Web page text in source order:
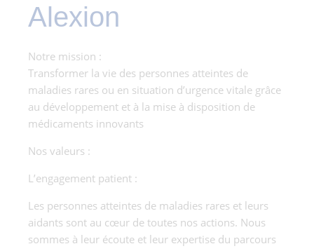
Alexion
Notre mission :
Transformer la vie des personnes atteintes de
maladies rares ou en situation d’urgence vitale grâce
au développement et à la mise à disposition de
médicaments innovants
Nos valeurs :
L’engagement patient :
Les personnes atteintes de maladies rares et leurs
aidants sont au cœur de toutes nos actions. Nous
sommes à leur écoute et leur expertise du parcours